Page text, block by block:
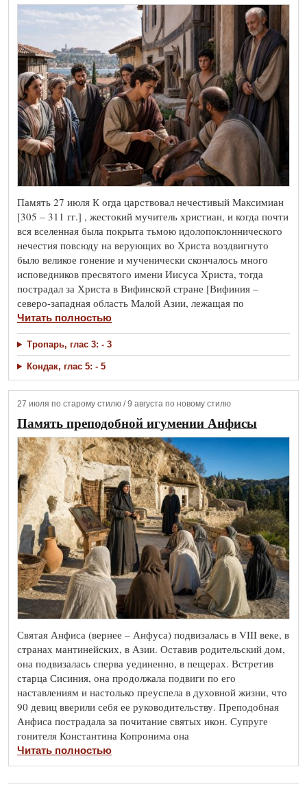
Память 27 июля К огда царствовал нечестивый Максимиан
[305 – 311 гг.] , жестокий мучитель христиан, и когда почти
вся вселенная была покрыта тьмою идолопоклоннического
нечестия повсюду на верующих во Христа воздвигнуто
было великое гонение и мученически скончалось много
исповедников пресвятого имени Иисуса Христа, тогда
пострадал за Христа в Вифинской стране [Вифиния –
северо-западная область Малой Азии, лежащая по
Читать полностью
Тропарь, глас 3: - 3
Кондак, глас 5: - 5
27 июля по старому стилю / 9 августа по новому стилю
Память преподобной игумении Анфисы
Святая Анфиса (вернее – Анфуса) подвизалась в VIII веке, в
странах мантинейских, в Азии. Оставив родительский дом,
она подвизалась сперва уединенно, в пещерах. Встретив
старца Сисиния, она продолжала подвиги по его
наставлениям и настолько преуспела в духовной жизни, что
90 девиц вверили себя ее руководительству. Преподобная
Анфиса пострадала за почитание святых икон. Супруге
гонителя Константина Копронима она
Читать полностью